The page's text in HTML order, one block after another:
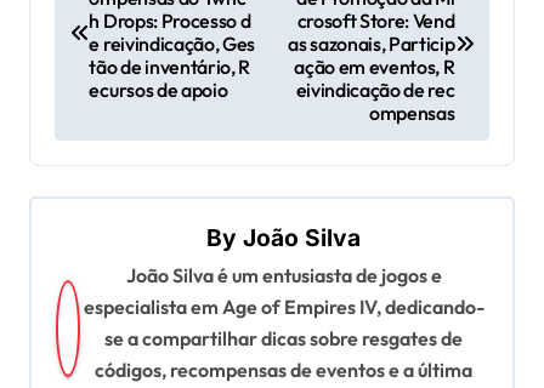
a
v
g
a
t
h Drops: Processo d
e reivindicação, Ges
tão de inventário, R
ecursos de apoio
crosoft Store: Vend
as sazonais, Particip
ação em eventos, R
eivindicação de rec
ompensas
ByJoão Silva
João Silva é um entusiasta de jogos e
especialista em Age of Empires IV, dedicando-
se a compartilhar dicas sobre resgates de
códigos, recompensas de eventos e a última